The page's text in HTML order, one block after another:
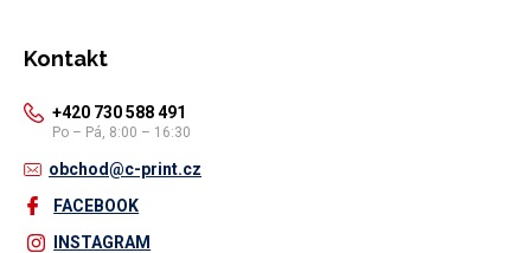
Kontakt
+420 730 588 491
Po – Pá, 8:00 – 16:30
obchod@c-print.cz
FACEBOOK
INSTAGRAM